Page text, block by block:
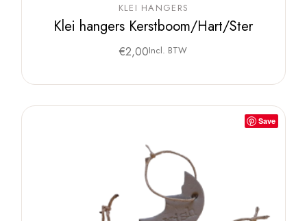
KLEI HANGERS
Klei hangers Kerstboom/Hart/Ster
€2,00Incl. BTW
Save